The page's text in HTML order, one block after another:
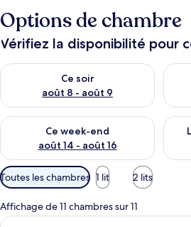
Options de chambre
Vérifiez la disponibilité pour
Ce soir
août 8 - août 9
Vérifier la disponibilité pour ce soir
Ce week-end
août 14 - août 16
Vérifier la disponibilité pour ce week-
Filtres
disponibles
pour
les
Toutes les chambres 1 lit 2 lits
Affichage de 11 chambres sur 11